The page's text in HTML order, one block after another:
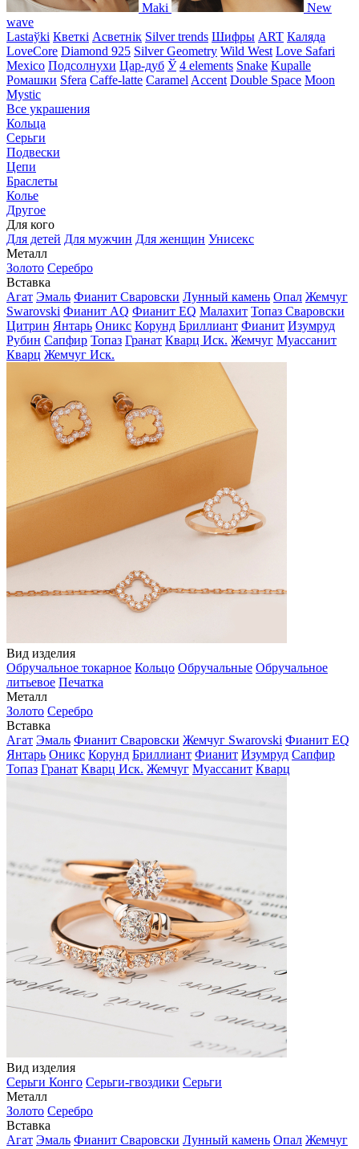
Maki
New
wave
Lastaўki Кветкі Асветнiк Silver trends Шифры ART Каляда
LoveCore Diamond 925 Silver Geometry Wild West Love Safari
Mexico Подсолнухи Цар-дуб Ў 4 elements Snake Kupalle
Ромашки Sfera Caffe-latte Caramel Accent Double Space Moon
Mystic
Все украшения
Кольца
Серьги
Подвески
Цепи
Браслеты
Колье
Другое
Для кого
Для детей Для мужчин Для женщин Унисекс
Металл
Золото Серебро
Вставка
Агат Эмаль Фианит Сваровски Лунный камень Опал Жемчуг
Swarovski Фианит AQ Фианит EQ Малахит Топаз Сваровски
Цитрин Янтарь Оникс Корунд Бриллиант Фианит Изумруд
Рубин Сапфир Топаз Гранат Кварц Иск. Жемчуг Муассанит
Кварц Жемчуг Иск.
Вид изделия
Обручальное токарное Кольцо Обручальные Обручальное
литьевое Печатка
Металл
Золото Серебро
Вставка
Агат Эмаль Фианит Сваровски Жемчуг Swarovski Фианит EQ
Янтарь Оникс Корунд Бриллиант Фианит Изумруд Сапфир
Топаз Гранат Кварц Иск. Жемчуг Муассанит Кварц
Вид изделия
Серьги Конго Серьги-гвоздики Серьги
Металл
Золото Серебро
Вставка
Агат Эмаль Фианит Сваровски Лунный камень Опал Жемчуг